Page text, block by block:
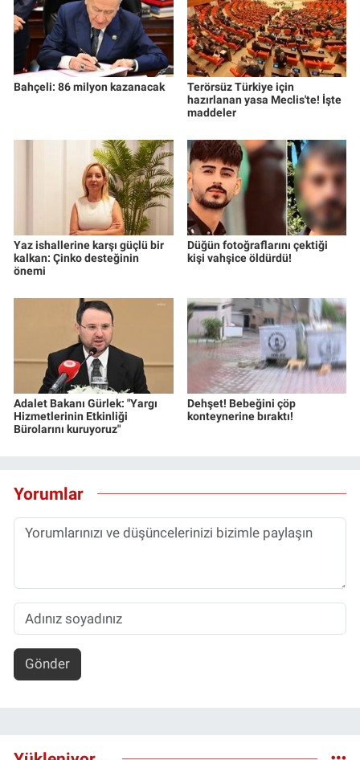
Bahçeli: 86 milyon kazanacak
Terörsüz Türkiye için
hazırlanan yasa Meclis'te! İşte
maddeler
Yaz ishallerine karşı güçlü bir
kalkan: Çinko desteğinin
önemi
Düğün fotoğraflarını çektiği
kişi vahşice öldürdü!
Adalet Bakanı Gürlek: "Yargı
Hizmetlerinin Etkinliği
Bürolarını kuruyoruz"
Dehşet! Bebeğini çöp
konteynerine bıraktı!
Yorumlar
Gönder